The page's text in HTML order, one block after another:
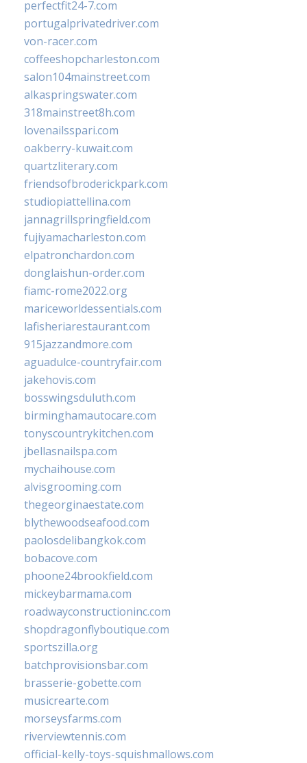
perfectfit24-7.com
portugalprivatedriver.com
von-racer.com
coffeeshopcharleston.com
salon104mainstreet.com
alkaspringswater.com
318mainstreet8h.com
lovenailsspari.com
oakberry-kuwait.com
quartzliterary.com
friendsofbroderickpark.com
studiopiattellina.com
jannagrillspringfield.com
fujiyamacharleston.com
elpatronchardon.com
donglaishun-order.com
fiamc-rome2022.org
mariceworldessentials.com
lafisheriarestaurant.com
915jazzandmore.com
aguadulce-countryfair.com
jakehovis.com
bosswingsduluth.com
birminghamautocare.com
tonyscountrykitchen.com
jbellasnailspa.com
mychaihouse.com
alvisgrooming.com
thegeorginaestate.com
blythewoodseafood.com
paolosdelibangkok.com
bobacove.com
phoone24brookfield.com
mickeybarmama.com
roadwayconstructioninc.com
shopdragonflyboutique.com
sportszilla.org
batchprovisionsbar.com
brasserie-gobette.com
musicrearte.com
morseysfarms.com
riverviewtennis.com
official-kelly-toys-squishmallows.com